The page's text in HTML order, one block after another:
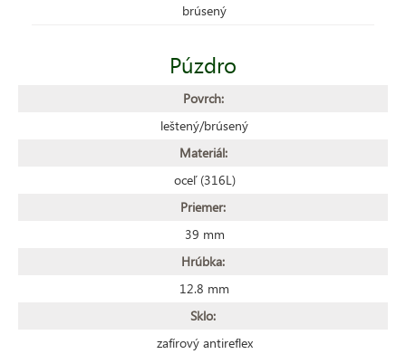
brúsený
Púzdro
Povrch:
leštený/brúsený
Materiál:
oceľ (316L)
Priemer:
39 mm
Hrúbka:
12.8 mm
Sklo:
zafírový antireflex